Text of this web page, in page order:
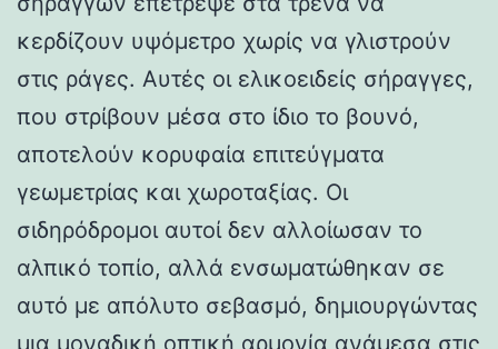
κερδίζουν υψόμετρο χωρίς να γλιστρούν
στις ράγες. Αυτές οι ελικοειδείς σήραγγες,
που στρίβουν μέσα στο ίδιο το βουνό,
αποτελούν κορυφαία επιτεύγματα
γεωμετρίας και χωροταξίας. Οι
σιδηρόδρομοι αυτοί δεν αλλοίωσαν το
αλπικό τοπίο, αλλά ενσωματώθηκαν σε
αυτό με απόλυτο σεβασμό, δημιουργώντας
μια μοναδική οπτική αρμονία ανάμεσα στις